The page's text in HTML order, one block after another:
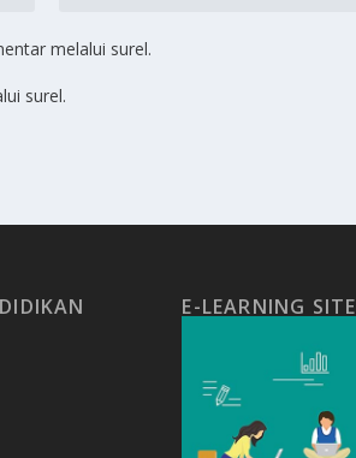
melalui surel.
surel.
E-LEARNING SITE